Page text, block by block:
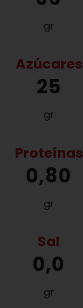
gr
Azúcares
25
gr
Proteínas
0,80
gr
Sal
0,0
gr